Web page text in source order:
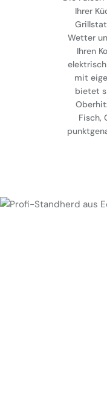
Ihrer
Wetter
Ihren
mit
bietet
Fisch,